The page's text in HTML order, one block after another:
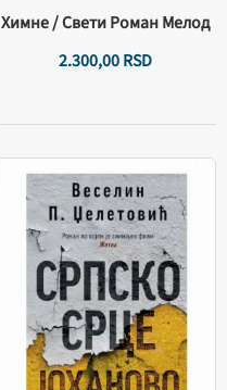
Химне / Свети Роман Мелод
2.300,00RSD